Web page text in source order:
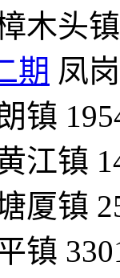
木头镇
期 凤
镇
江镇
厦镇
镇